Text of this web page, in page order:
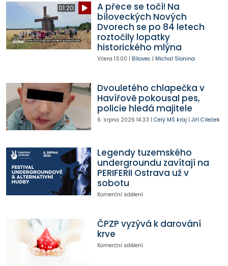
01:20
A přece se točí! Na
bíloveckých Nových
Dvorech se po 84 letech
roztočily lopatky
historického mlýna
Včera 13:00 | Bílovec| Michal Slonina
Dvouletého chlapečka v
Havířově pokousal pes,
policie hledá majitele
6. srpna 2026 14:33 | Celý MS kraj | Jiří Cileček
Legendy tuzemského
undergroundu zavítají na
PERIFERII Ostrava už v
sobotu
Komerční sdělení
ČPZP vyzývá k darování
krve
Komerční sdělení